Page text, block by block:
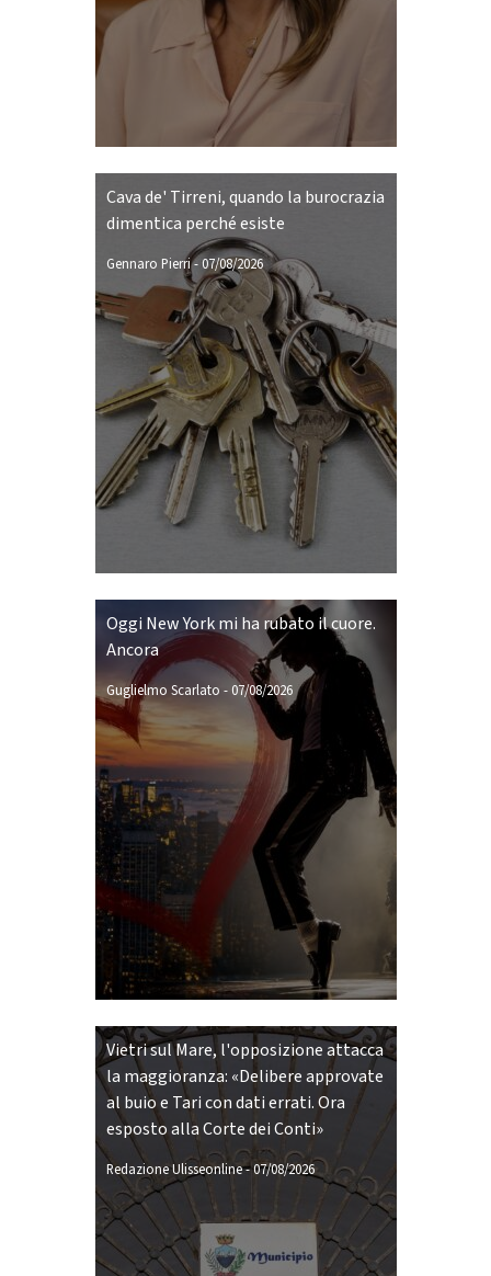
Cava de' Tirreni, quando la burocrazia
dimentica perché esiste
Gennaro Pierri- 07/08/2026
Oggi New York mi ha rubato il cuore.
Ancora
Guglielmo Scarlato -07/08/2026
Vietri sul Mare, l'opposizione attacca
la maggioranza: «Delibere approvate
al buio e Tari con dati errati. Ora
esposto alla Corte dei Conti»
Redazione Ulisseonline-07/08/2026